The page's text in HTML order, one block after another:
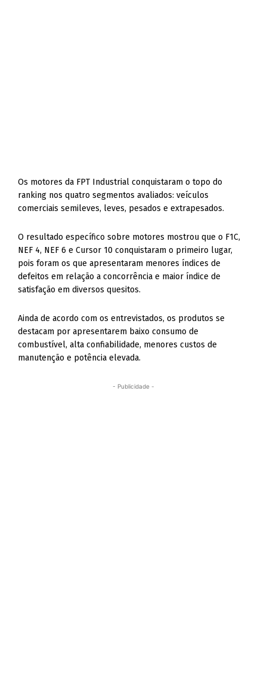
Os motores da FPT Industrial conquistaram o topo do
ranking nos quatro segmentos avaliados: veículos
comerciais semileves, leves, pesados e extrapesados.
O resultado específico sobre motores mostrou que o F1C,
NEF 4, NEF 6 e Cursor 10 conquistaram o primeiro lugar,
pois foram os que apresentaram menores índices de
defeitos em relação a concorrência e maior índice de
satisfação em diversos quesitos.
Ainda de acordo com os entrevistados, os produtos se
destacam por apresentarem baixo consumo de
combustível, alta confiabilidade, menores custos de
manutenção e potência elevada.
- Publicidade -